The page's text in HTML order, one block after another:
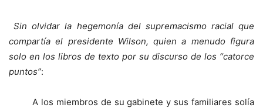
Sin olvidar la hegemonía del supremacismo racial que
compartía el presidente Wilson, quien a menudo figura
solo en los libros de texto por su discurso de los “catorce
puntos”:
A los miembros de su gabinete y sus familiares solía